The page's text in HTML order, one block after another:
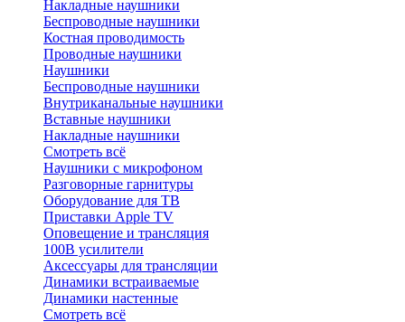
Накладные наушники
Беспроводные наушники
Костная проводимость
Проводные наушники
Наушники
Беспроводные наушники
Внутриканальные наушники
Вставные наушники
Накладные наушники
Смотреть всё
Наушники с микрофоном
Разговорные гарнитуры
Оборудование для ТВ
Приставки Apple TV
Оповещение и трансляция
100В усилители
Аксессуары для трансляции
Динамики встраиваемые
Динамики настенные
Смотреть всё